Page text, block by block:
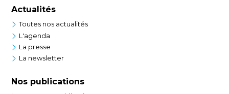
Actualités
Toutes nos actualités
L'agenda
La presse
La newsletter
Nos publications